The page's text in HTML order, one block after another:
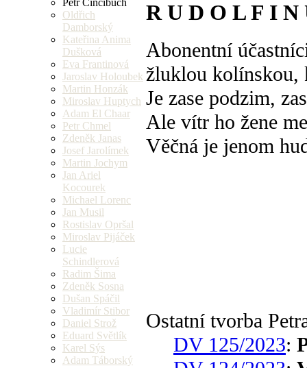
Oldřich
Damborský
Kateřina Anima
Dušková
Eva Frantinová
Jaroslav Holoubek
Martin Honzák
Miroslav Huptych
Adam El Chaar
Petr Chmel
Zdeněk Janas
Josef Jarolímek
Martin Jochym
Jan Ariel
Kocourek
Michael Lorenc
Jan Musil
Rostislav Opršal
Miroslav Pijáček
Lucie
Schindlerová
Radim Šima
Zdeněk Sosna
Dušan Spáčil
Vladimír Stibor
Daniel Strož
Eduard Světlík
Karel Sýs
Adam Táborský
R U D O L F I
Abonentní
žluklou kolínskou,
Je zase podzim,
Ale vítr ho žene
Věčná je jenom
Ostatní tvorba
DV 125/2023: